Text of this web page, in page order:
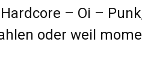
– Oi –
oder weil